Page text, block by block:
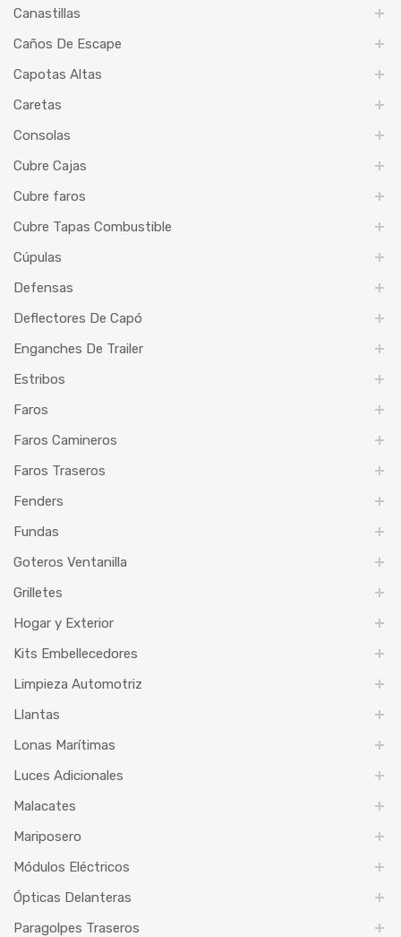
Canastillas
Caños De Escape
Capotas Altas
Caretas
Consolas
Cubre Cajas
Cubre faros
Cubre Tapas Combustible
Cúpulas
Defensas
Deflectores De Capó
Enganches De Trailer
Estribos
Faros
Faros Camineros
Faros Traseros
Fenders
Fundas
Goteros Ventanilla
Grilletes
Hogar y Exterior
Kits Embellecedores
Limpieza Automotriz
Llantas
Lonas Marítimas
Luces Adicionales
Malacates
Mariposero
Módulos Eléctricos
Ópticas Delanteras
Paragolpes Traseros